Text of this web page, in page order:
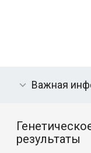
Важная
результаты